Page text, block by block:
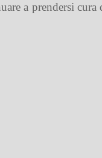
a prendersi cura